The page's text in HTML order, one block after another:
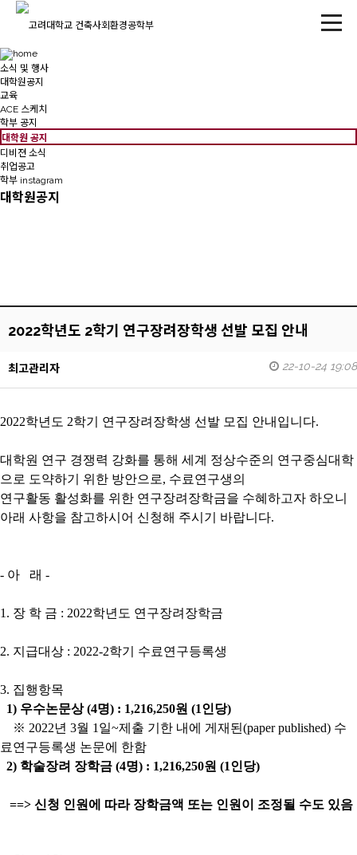
소식 및 행사
대학원공지
교육
ACE 스케치
학부 공지
대학원 공지
디비젼 소식
취업공고
학부 instagram
대학원공지
2022학년도 2학기 연구장려장학생 선발 모집 안내
최고관리자 22-10-24 19:08
2022학년도 2학기 연구장려장학생 선발 모집 안내입니다.
대학원 연구 경쟁력 강화를 통해 세계 정상수준의 연구중심대학
으로 도약하기 위한 방안으로, 수료연구생의
연구활동 활성화를 위한 연구장려장학금을 수혜하고자 하오니
아래 사항을 참고하시어 신청해 주시기 바랍니다.
- 아 래 -
1. 장 학 금 : 2022학년도 연구장려장학금
2. 지급대상 : 2022-2학기 수료연구등록생
3. 집행항목
1) 우수논문상(4명) : 1,216,250원 (1인당)
※ 2022년 3월 1 일~제출 기한 내에 게재된 (paper published) 수
료연구등록생 논문에 한함
2) 학술장려 장학금 (4명) : 1,216,250원 (1인당)
==> 신청 인원에 따라 장학금액 또는 인원이 조정될 수도 있음